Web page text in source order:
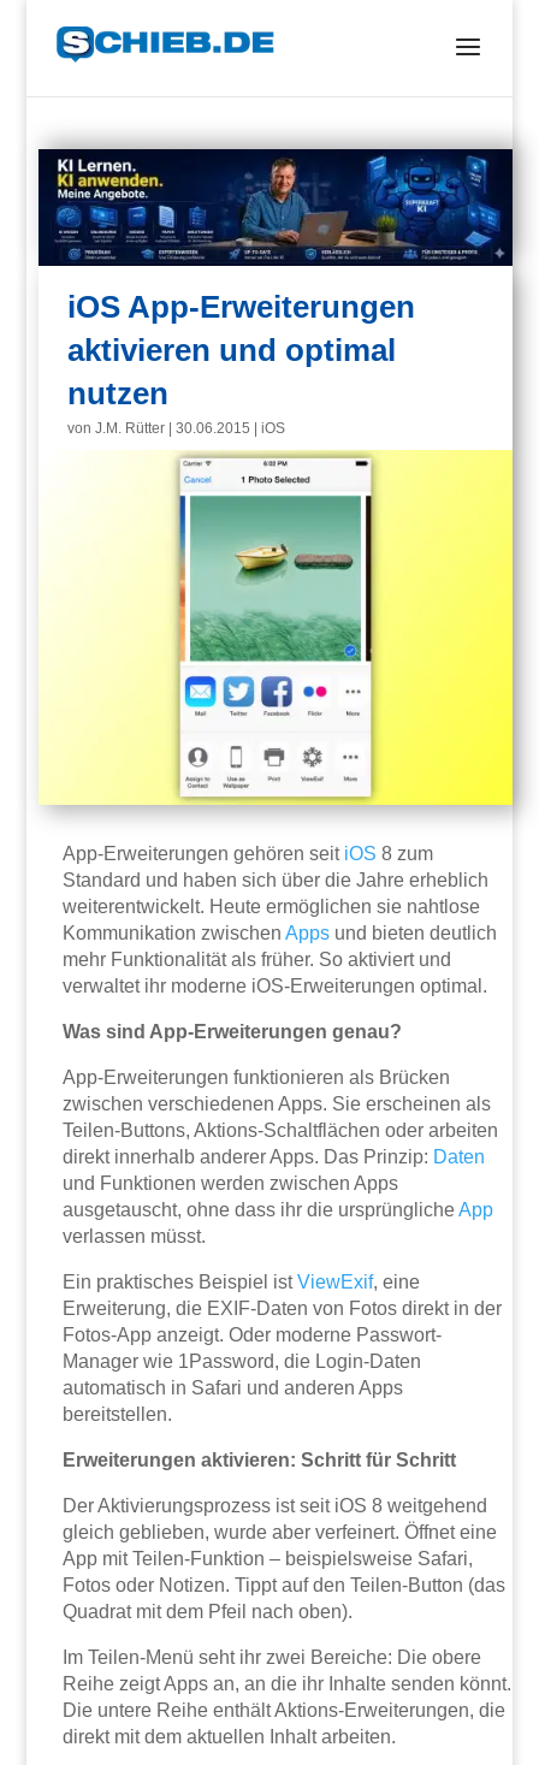
iOS App-Erweiterungen
aktivieren und optimal
nutzen
vonJ.M. Rütter |30.06.2015 |iOS
App-Erweiterungen gehören seit iOS 8 zum
Standard und haben sich über die Jahre erheblich
weiterentwickelt. Heute ermöglichen sie nahtlose
Kommunikation zwischenApps und bieten deutlich
mehr Funktionalität als früher. So aktiviert und
verwaltet ihr moderne iOS-Erweiterungen optimal.
Was sind App-Erweiterungen genau?
App-Erweiterungen funktionieren als Brücken
zwischen verschiedenen Apps. Sie erscheinen als
Teilen-Buttons, Aktions-Schaltflächen oder arbeiten
direkt innerhalb anderer Apps. Das Prinzip: Daten
und Funktionen werden zwischen Apps
ausgetauscht, ohne dass ihr die ursprünglicheApp
verlassen müsst.
Ein praktisches Beispiel istViewExif, eine
Erweiterung, die EXIF-Daten von Fotos direkt in der
Fotos-App anzeigt. Oder moderne Passwort-
Manager wie 1Password, die Login-Daten
automatisch in Safari und anderen Apps
bereitstellen.
Erweiterungen aktivieren: Schritt für Schritt
Der Aktivierungsprozess ist seit iOS 8 weitgehend
gleich geblieben, wurde aber verfeinert. Öffnet eine
App mit Teilen-Funktion – beispielsweise Safari,
Fotos oder Notizen. Tippt auf den Teilen-Button (das
Quadrat mit dem Pfeil nach oben).
Im Teilen-Menü seht ihr zwei Bereiche: Die obere
Reihe zeigt Apps an, an die ihr Inhalte senden könnt.
Die untere Reihe enthält Aktions-Erweiterungen, die
direkt mit dem aktuellen Inhalt arbeiten.